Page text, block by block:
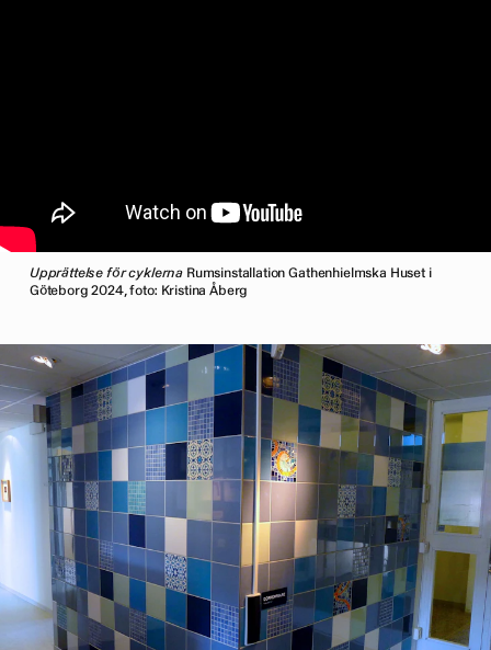
Upprättelse för cyklerna Rumsinstallation Gathenhielmska Huset i
Göteborg 2024, foto: Kristina Åberg